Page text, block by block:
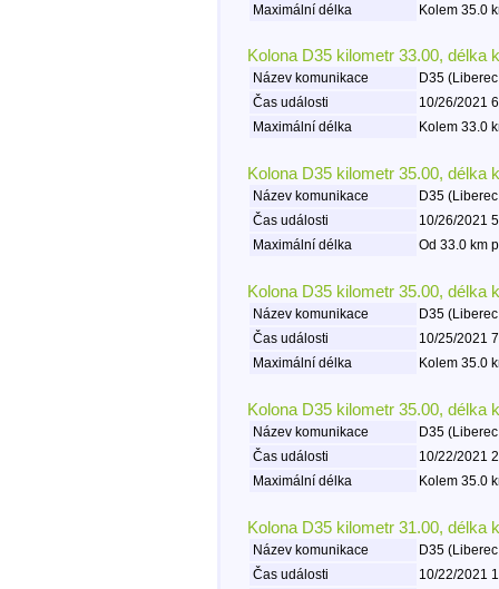
Maximální délka
Kolem 35.0
Kolona D35 kilometr 33.00, délka
Název komunikace
D35
Čas události
10/26/2021
Maximální délka
Kolem 33.0
Kolona D35 kilometr 35.00, délka
Název komunikace
D35
Čas události
10/26/2021
Maximální délka
Od 33.0 km
Kolona D35 kilometr 35.00, délka
Název komunikace
D35
Čas události
10/25/2021
Maximální délka
Kolem 35.0
Kolona D35 kilometr 35.00, délka
Název komunikace
D35
Čas události
10/22/2021
Maximální délka
Kolem 35.0
Kolona D35 kilometr 31.00, délka
Název komunikace
D35
Čas události
10/22/2021